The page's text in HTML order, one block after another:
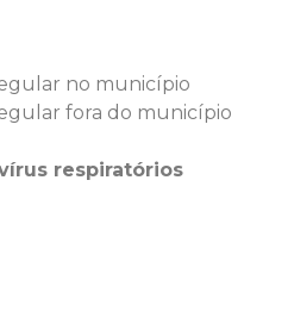
no município
fora do município
respiratórios